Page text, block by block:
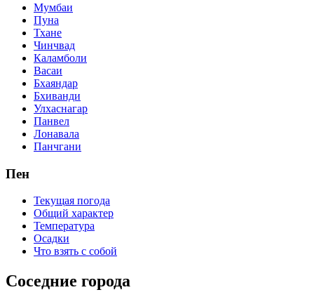
Мумбаи
Пуна
Тхане
Чинчвад
Каламболи
Васаи
Бхаяндар
Бхиванди
Улхаснагар
Панвел
Лонавала
Панчгани
Пен
Текущая погода
Общий характер
Температура
Осадки
Что взять с собой
Соседние города